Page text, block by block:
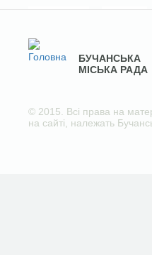
БУЧАНСЬКА
МІСЬКА РАДА
© 2015. Всі права на
на сайті, належать